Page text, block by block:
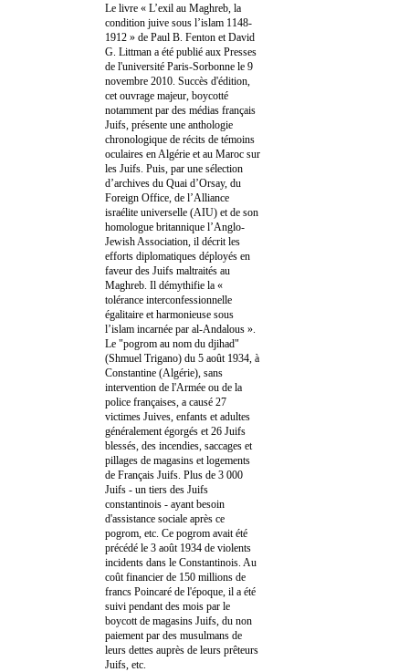
Le livre « L’exil au Maghreb, la
condition juive sous l’islam 1148-
1912 » de Paul B. Fenton et David
G. Littman a été publié aux Presses
de l'université Paris-Sorbonne le 9
novembre 2010. Succès d'édition,
cet ouvrage majeur, boycotté
notamment par des médias français
Juifs, présente une anthologie
chronologique de récits de témoins
oculaires en Algérie et au Maroc sur
les Juifs. Puis, par une sélection
d’archives du Quai d’Orsay, du
Foreign Office, de l’Alliance
israélite universelle (AIU) et de son
homologue britannique l’Anglo-
Jewish Association, il décrit les
efforts diplomatiques déployés en
faveur des Juifs maltraités au
Maghreb. Il démythifie la «
tolérance interconfessionnelle
égalitaire et harmonieuse sous
l’islam incarnée par al-Andalous ».
Le "pogrom au nom du djihad"
(Shmuel Trigano) du 5 août 1934, à
Constantine (Algérie), sans
intervention de l'Armée ou de la
police françaises, a causé 27
victimes Juives, enfants et adultes
généralement égorgés et 26 Juifs
blessés, des incendies, saccages et
pillages de magasins et logements
de Français Juifs. Plus de 3 000
Juifs - un tiers des Juifs
constantinois - ayant besoin
d'assistance sociale après ce
pogrom, etc. Ce pogrom avait été
précédé le 3 août 1934 de violents
incidents dans le Constantinois. Au
coût financier de 150 millions de
francs Poincaré de l'époque, il a été
suivi pendant des mois par le
boycott de magasins Juifs, du non
paiement par des musulmans de
leurs dettes auprès de leurs prêteurs
Juifs, etc.